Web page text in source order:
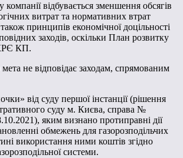
відбувається зменшення обсягів
витрат та нормативних втрат
принципів економічної доцільності
заходів, оскільки План розвитку
КП.
не відповідає заходам, спрямованим
від суду першої інстанції (рішення
суду м. Києва, справа №
яким визнано протиправні дії
обмежень для газорозподільчих
використання ними коштів згідно
системи.